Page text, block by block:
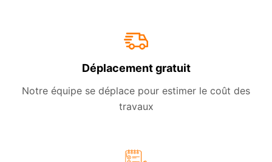
Déplacement gratuit
Notre équipe se déplace pour estimer le coût des
travaux